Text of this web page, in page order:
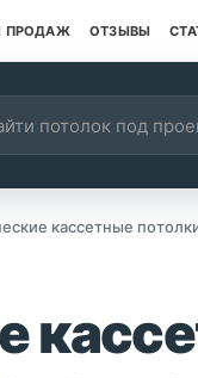
ПРОДАЖ ОТЗЫВЫ
товаров
кассетные